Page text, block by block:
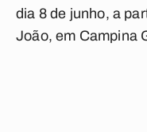
dia 8 de junho, a
João, em Campina